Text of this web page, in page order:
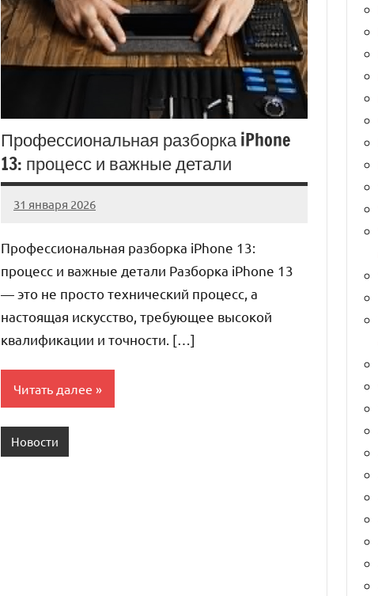
Профессиональная разборка iPhone
13: процесс и важные детали
31 января 2026
Avtor
Нет
Профессиональная разборка iPhone 13:
процесс и важные детали Разборка iPhone 13
— это не просто технический процесс, а
настоящая искусство, требующее высокой
квалификации и точности. […]
Читать далее
Новости